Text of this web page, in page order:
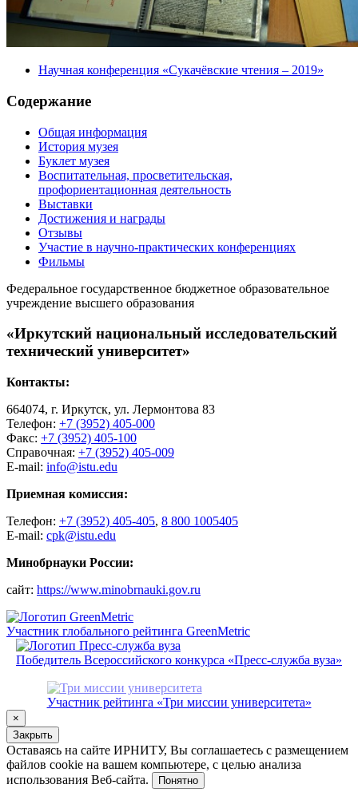
Научная конференция «Сукачёвские чтения – 2019»
Содержание
Общая информация
История музея
Буклет музея
Воспитательная, просветительская,
профориентационная деятельность
Выставки
Достижения и награды
Отзывы
Участие в научно-практических конференциях
Фильмы
Федеральное государственное бюджетное образовательное
учреждение высшего образования
«Иркутский национальный исследовательский
технический университет»
Контакты:
664074, г. Иркутск, ул. Лермонтова 83
Телефон: +7 (3952) 405-000
Факс: +7 (3952) 405-100
Справочная: +7 (3952) 405-009
E-mail: info@istu.edu
Приемная комиссия:
Телефон: +7 (3952) 405-405, 8 800 1005405
E-mail: cpk@istu.edu
Минобрнауки России:
сайт: https://www.minobrnauki.gov.ru
Участник глобального рейтинга GreenMetric
Победитель Всероссийского конкурса «Пресс-служба вуза»
Участник рейтинга «Три миссии университета»
×
Закрыть
Оставаясь на сайте ИРНИТУ, Вы соглашаетесь с размещением
файлов cookie на вашем компьютере, с целью анализа
использования Веб-сайта.
Понятно